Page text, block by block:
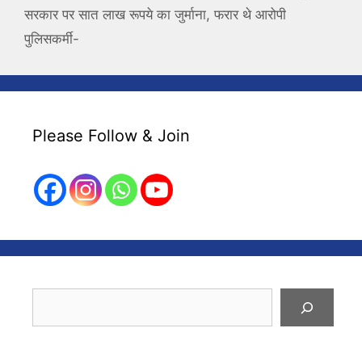
सरकार पर सात लाख रूपये का जुर्माना, फरार थे आरोपी
पुलिसकर्मी-
Please Follow & Join